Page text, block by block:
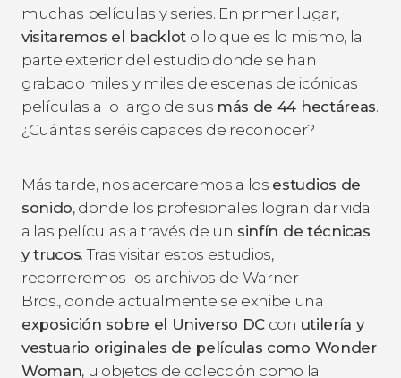
muchas películas y series. En primer lugar,
visitaremos el backloto lo que es lo mismo, la
parte exterior del estudio donde se han
grabado miles y miles de escenas de icónicas
películas a lo largo de sus más de 44 hectáreas.
¿Cuántas seréis capaces de reconocer?
Más tarde, nos acercaremos a los estudios de
sonido, donde los profesionales logran dar vida
a las películas a través de un sinfín de técnicas
y trucos. Tras visitar estos estudios,
recorreremos los archivos de Warner
Bros., donde actualmente se exhibe una
exposición sobre el Universo DC con utilería y
vestuario originales de películas como Wonder
Woman, u objetos de colección como la